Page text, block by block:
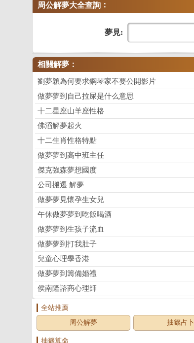
周公解夢大全查詢 ：
夢見:
相關解夢：
劉夢穎為何要求鋼琴家不要公開影片
做夢夢到自己拉屎是什么意思
十二星座山羊座性格
佛滔解夢起火
十二生肖性格特點
做夢夢到高中班主任
傑克強森夢想國度
公司搬遷 解夢
做夢夢見懷孕生女兒
午休做夢夢到吃飯喝酒
做夢夢到生孩子流血
做夢夢到打我肚子
兒童心理學香港
做夢夢到籌備婚禮
侯南隆諮商心理師
全站推薦
周公解夢
抽籤占卜
抽籤算命